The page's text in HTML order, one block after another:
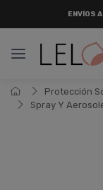
ENVÍOS
Protección
Spray Y